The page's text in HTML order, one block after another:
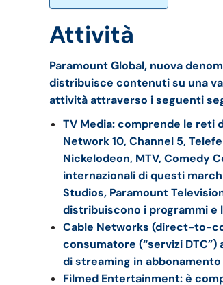
Attività
Paramount Global, nuova
distribuisce contenuti su una
attività attraverso i seguenti
TV Media: comprende le reti
Network 10, Channel 5,
Nickelodeon, MTV, Comedy
internazionali di questi
Studios, Paramount
distribuiscono i programmi e
Cable Networks (direct-to-
consumatore (“servizi
di streaming in
Filmed Entertainment: è